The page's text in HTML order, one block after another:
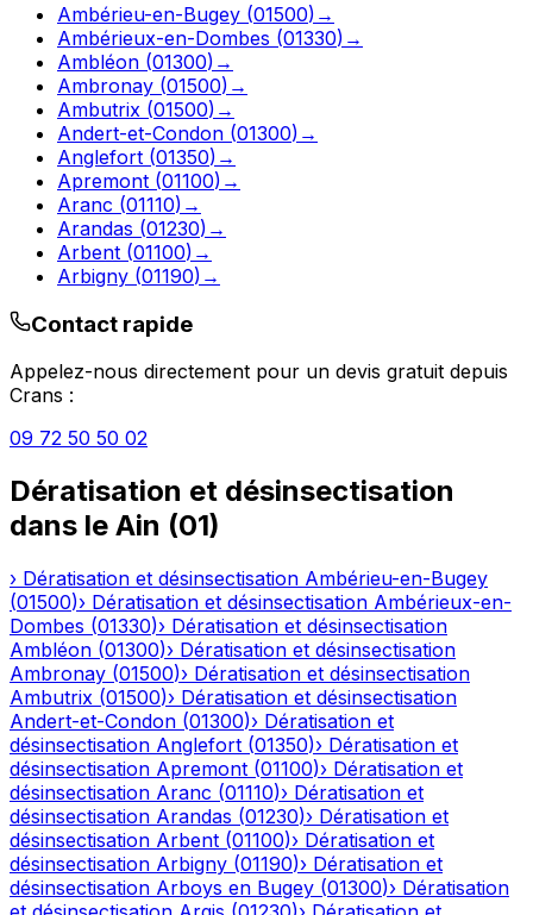
Ambérieu-en-Bugey (01500) →
Ambérieux-en-Dombes (01330) →
Ambléon (01300) →
Ambronay (01500) →
Ambutrix (01500) →
Andert-et-Condon (01300) →
Anglefort (01350) →
Apremont (01100) →
Aranc (01110) →
Arandas (01230) →
Arbent (01100) →
Arbigny (01190) →
Contact rapide
Appelez-nous directement pour un devis gratuit depuis
Crans :
09 72 50 50 02
Dératisation et désinsectisation
dans le Ain (01)
› Dératisation et désinsectisation Ambérieu-en-Bugey
(01500)› Dératisation et désinsectisation Ambérieux-en-
Dombes (01330)› Dératisation et désinsectisation
Ambléon (01300)› Dératisation et désinsectisation
Ambronay (01500)› Dératisation et désinsectisation
Ambutrix (01500)› Dératisation et désinsectisation
Andert-et-Condon (01300)› Dératisation et
désinsectisation Anglefort (01350)› Dératisation et
désinsectisation Apremont (01100)› Dératisation et
désinsectisation Aranc (01110)› Dératisation et
désinsectisation Arandas (01230)› Dératisation et
désinsectisation Arbent (01100)› Dératisation et
désinsectisation Arbigny (01190)› Dératisation et
désinsectisation Arboys en Bugey (01300)› Dératisation